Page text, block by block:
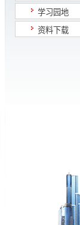
学习园地
资料下载